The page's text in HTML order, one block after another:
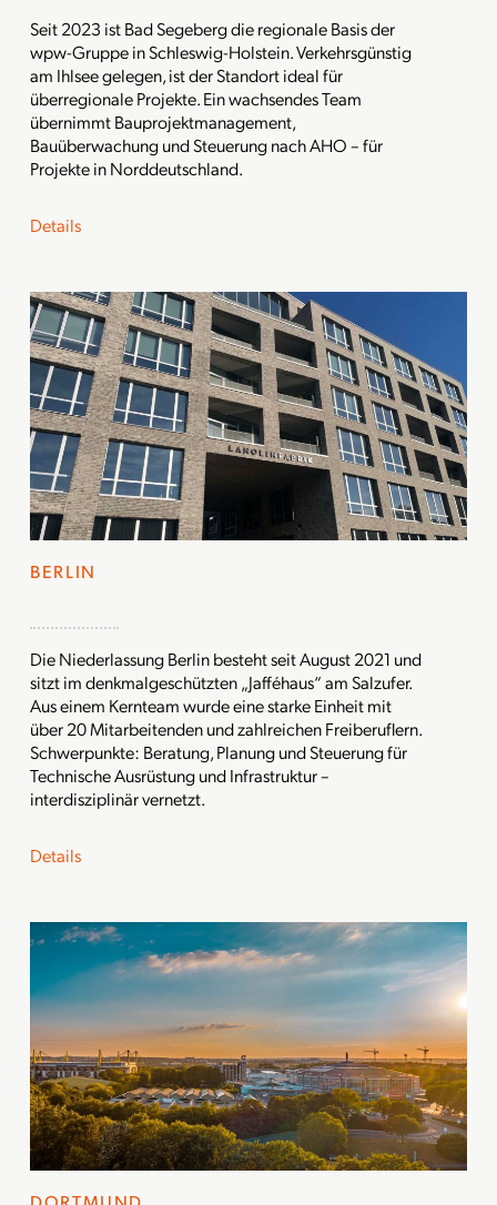
Seit 2023 ist Bad Segeberg die regionale Basis der
wpw-Gruppe in Schleswig-Holstein. Verkehrsgünstig
am Ihlsee gelegen, ist der Standort ideal für
überregionale Projekte. Ein wachsendes Team
übernimmt Bauprojektmanagement,
Bauüberwachung und Steuerung nach AHO – für
Projekte in Norddeutschland.
Details
BERLIN
Die Niederlassung Berlin besteht seit August 2021 und
sitzt im denkmalgeschützten „Jafféhaus“ am Salzufer.
Aus einem Kernteam wurde eine starke Einheit mit
über 20 Mitarbeitenden und zahlreichen Freiberuflern.
Schwerpunkte: Beratung, Planung und Steuerung für
Technische Ausrüstung und Infrastruktur –
interdisziplinär vernetzt.
Details